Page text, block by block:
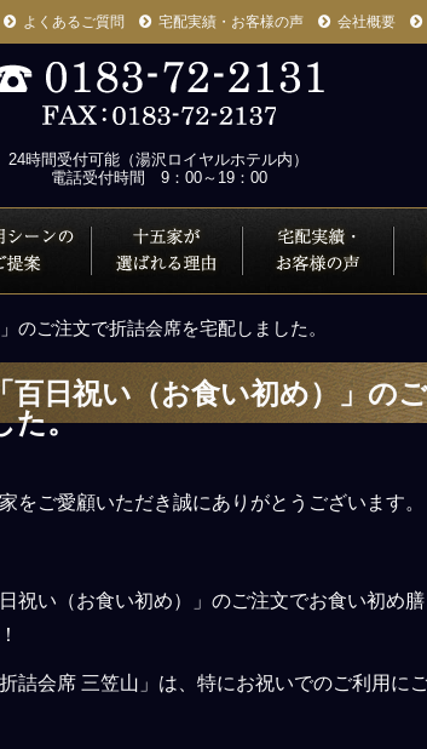
よくあるご質問 宅配実績・お客様の声 会社概要
24時間受付可能（湯沢ロイヤルホテル内）
電話受付時間 9：00～19：00
のご注文で折詰会席を宅配しました。
百日祝い（お食い初め）」の
た。
をご愛顧いただき誠にありがとうございます。
祝い（お食い初め）」のご注文でお食い初め
詰会席 三笠山」は、特にお祝いでのご利用に